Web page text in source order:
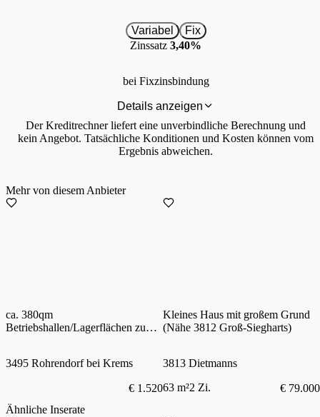
Variabel
Fix
Zinssatz 3,40%
bei Fixzinsbindung
Details anzeigen
Der Kreditrechner liefert eine unverbindliche Berechnung und
kein Angebot. Tatsächliche Konditionen und Kosten können vom
Ergebnis abweichen.
Mehr von diesem Anbieter
ca. 380qm
Betriebshallen/Lagerflächen zu
3495 Rohrendorf bei Krems
€ 1.520
Kleines Haus mit großem Grund
(Nähe 3812 Groß-Siegharts)
3813 Dietmanns
63 m²2 Zi.
€ 79.000
Ähnliche Inserate